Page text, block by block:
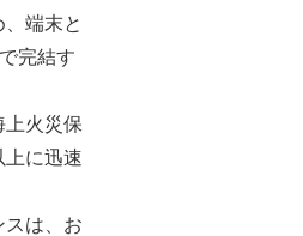
端末と
完結す
火災保
上に迅速
は、お